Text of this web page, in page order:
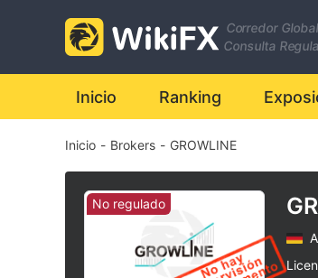
Corredor
Consulta
Inicio Ranking
Inicio - Brokers - GROWLINE
No regulado
3
4
5
6
0
1
2